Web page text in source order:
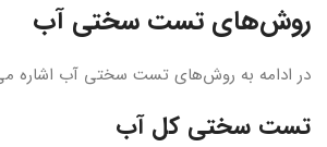
روش‌های تست سختی آب
در ادامه به روش‌های تست سختی آب اشاره
تست سختی کل آب